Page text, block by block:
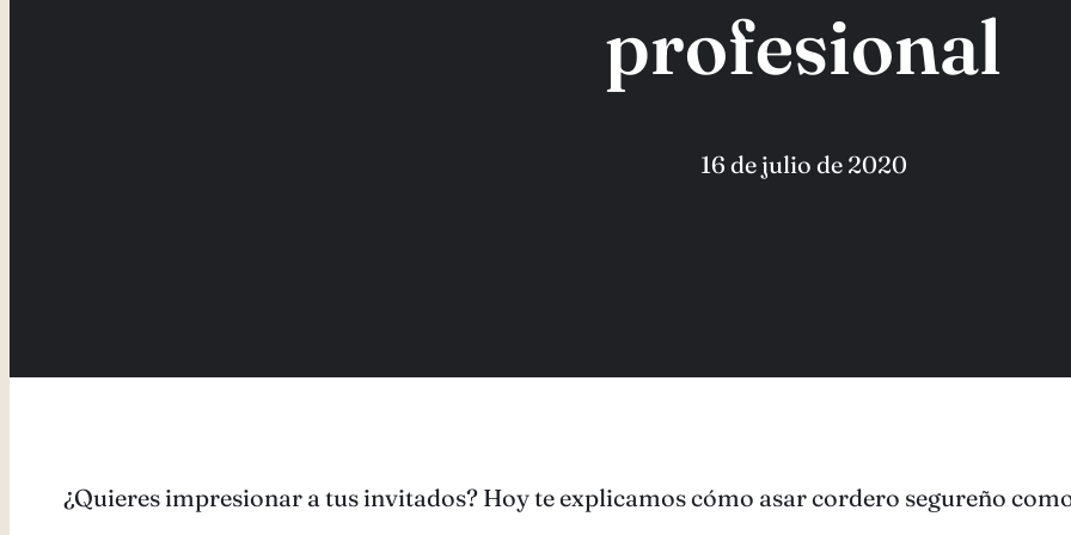
profesional
16 de julio de 2020
¿Quieres impresionar a tus invitados? Hoy te explicamos cómo asar cordero segureño